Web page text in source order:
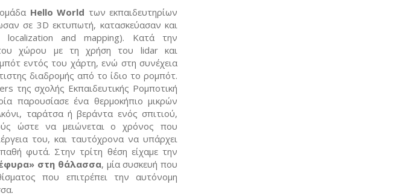
Hello World των εκπαιδευτηρίων
σε 3D εκτυπωτή, κατασκεύασαν και
localization and mapping). Κατά την
χώρου με τη χρήση του lidar και
εντός του χάρτη, ενώ στη συνέχεια
διαδρομής από το ίδιο το ρομπότ.
της σχολής Εκπαιδευτικής Ρομποτική
παρουσίασε ένα θερμοκήπιο μικρών
ταράτσα ή βεράντα ενός σπιτιού,
ώστε να μειώνεται ο χρόνος που
του, και ταυτόχρονα να υπάρχει
φυτά. Στην τρίτη θέση είχαμε την
στη θάλασσα, μία συσκευή που
που επιτρέπει την αυτόνομη